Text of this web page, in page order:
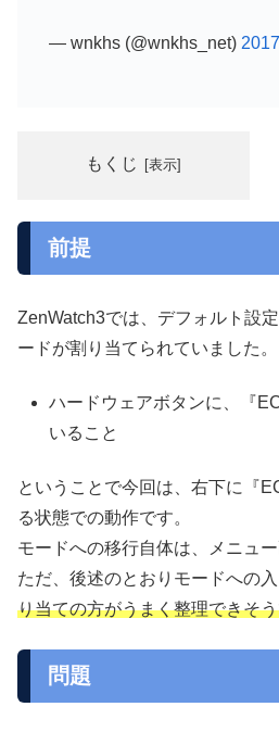
— wnkhs (@wnkhs_net)
もくじ
前提
ZenWatch3では、デフォルト設
ードが割り当てられていました。
ハードウェアボタンに、『
いること
ということで今回は、右下に『
る状態での動作です。
モードへの移行自体は、メニュ
ただ、後述のとおりモードへの入
り当ての方がうまく整理できそ
問題